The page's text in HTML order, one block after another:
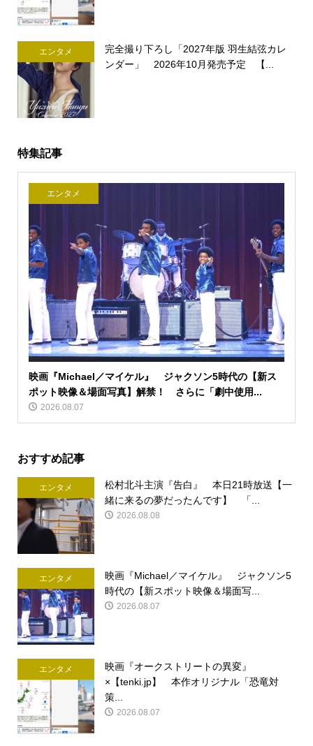
エンタメ
完全撮り下ろし「2027年版 羽生結弦カレ
ンダー」 2026年10月発売予定 【...
特集記事
エンタメ
映画『Michael／マイケル』 ジャクソン5時代の【新ス
ポット映像＆場面写真】解禁！ さらに「劇中使用...
2026.08.07
おすすめ記事
エンタメ
松村北斗主演『告白』 本日21時放送【一
緒に来るの夢だったんです】 「...
2026.08.08
エンタメ
映画『Michael／マイケル』 ジャクソン5
時代の【新スポット映像＆場面写...
2026.08.07
エンタメ
映画『オークストリートの異変』
×【tenki.jp】 本作オリジナル「恐竜対
策...
2026.08.07